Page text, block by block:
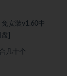
安装v1.60中
]
几十个